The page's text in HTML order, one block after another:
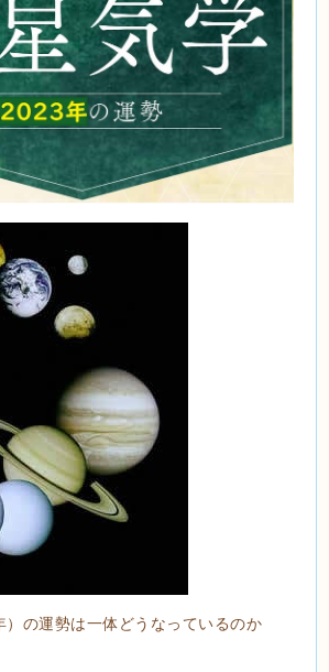
の運勢は一体どうなっているのか